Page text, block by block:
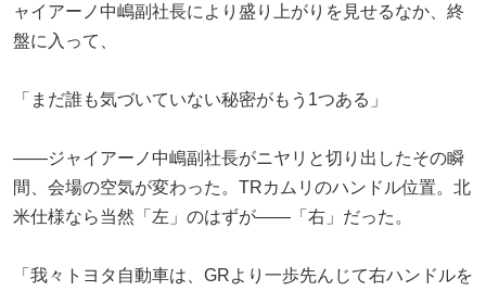
ャイアーノ中嶋副社長により盛り上がりを見せるなか、終
盤に入って、
「まだ誰も気づいていない秘密がもう1つある」
——ジャイアーノ中嶋副社長がニヤリと切り出したその瞬
間、会場の空気が変わった。TRカムリのハンドル位置。北
米仕様なら当然「左」のはずが——「右」だった。
「我々トヨタ自動車は、GRより一歩先んじて右ハンドルを